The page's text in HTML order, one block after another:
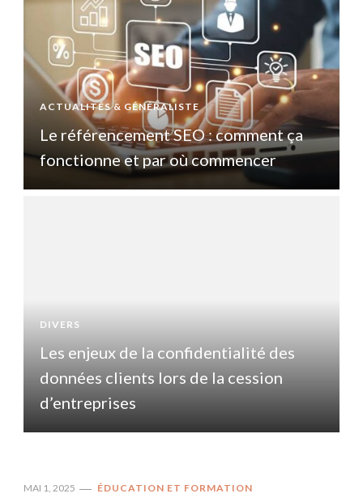
ACTUALITÉS & GÉNÉRALISTE
Le référencement SEO : comment ça
fonctionne et par où commencer
DIVERS
Les enjeux de la confidentialité des
données clients lors de la cession
d’entreprises
MAI 1, 2025 ÉDUCATION ET FORMATION